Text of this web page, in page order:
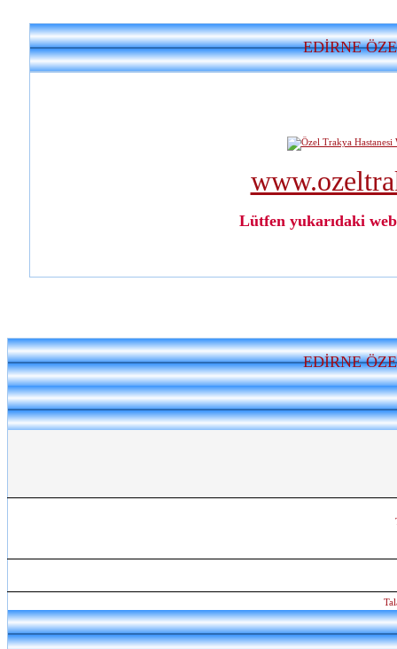
EDİRNE
Lütfen yukarıdaki
EDİRNE